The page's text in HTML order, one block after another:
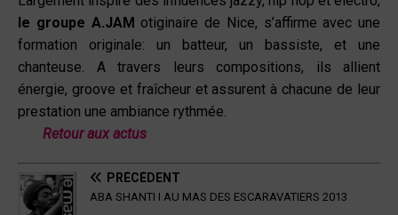
le groupe A.JAM otiginaire de Nice, s’affirme avec une
formation originale: un batteur, un bassiste, et une
chanteuse. A travers leurs compositions, ils allient
énergie, groove et fraîcheur et assurent à chacune de leur
prestation une ambiance rythmée.
Retour aux actus
PRÉCÉDENT
ABA SHANTI I AU MAS DES ESCARAVATIERS 2013